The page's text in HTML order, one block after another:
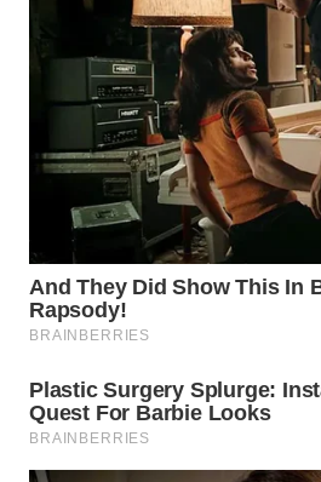
WN
MALUKU
MALUT
WN
DAIRI
WN
DANAU
WN